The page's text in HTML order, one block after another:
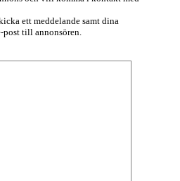
ett meddelande samt dina
post till annonsören.